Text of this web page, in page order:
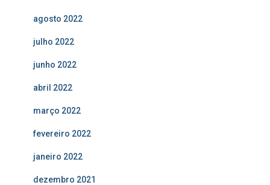
agosto 2022
julho 2022
junho 2022
abril 2022
março 2022
fevereiro 2022
janeiro 2022
dezembro 2021